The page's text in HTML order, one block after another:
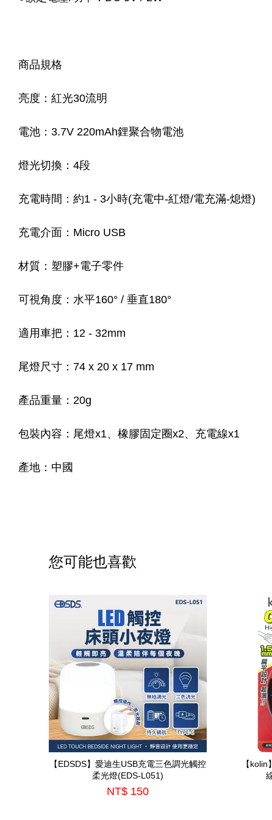
商品規格
亮度：紅光30流明
電池：3.7V 220mAh鋰聚合物電池
燈光切換：4段
充電時間：約1 - 3小時(充電中-紅燈/電充滿-熄燈)
充電介面：Micro USB
材質：塑膠+電子零件
可視角度：水平160° / 垂直180°
適用車把：12 - 32mm
尾燈尺寸：74 x 20 x 17 mm
產品重量：20g
包裝內容：尾燈x1、橡膠固定圈x2、充電線x1
產地：中國
您可能也喜歡
【EDSDS】愛迪生USB充電三色調光觸控
柔光燈(EDS-L051)
NT$ 150
【